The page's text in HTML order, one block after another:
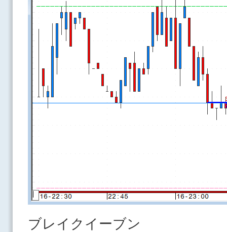
ブレイクイーブン